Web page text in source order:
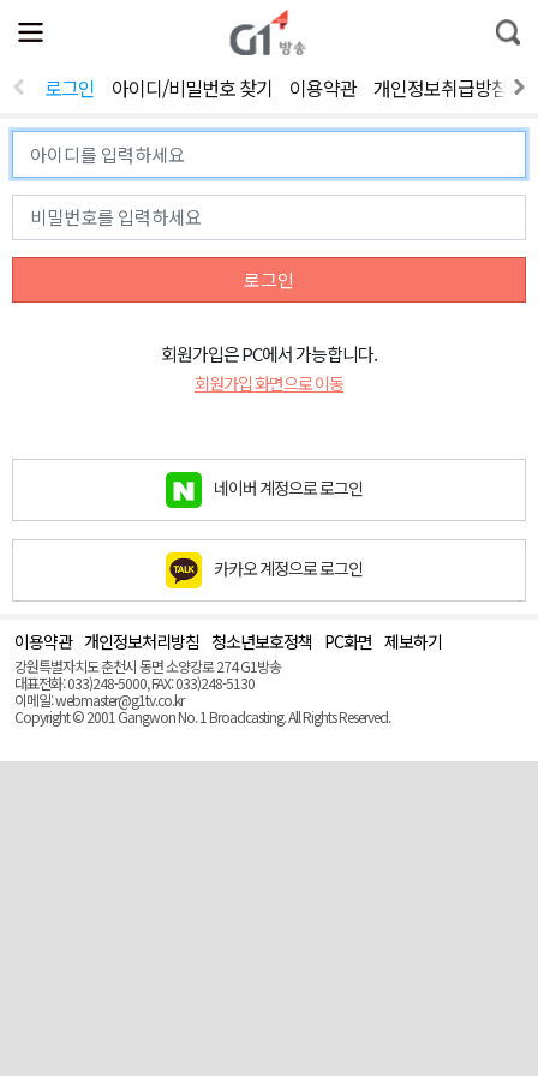
전
체
뉴
열
통
합
색
로그인 아이디/비밀번호 찾기 이용약관 개인정보취급방침
로그인
회원가입은 PC에서 가능합니다.
회원가입 화면으로 이동
네이버 계정으로 로그인
카카오 계정으로 로그인
이용약관 개인정보처리방침 청소년보호정책 PC화면 제보하기
강원특별자치도 춘천시 동면 소양강로 274 G1방송
대표전화: 033)248-5000, FAX: 033)248-5130
이메일: webmaster@g1tv.co.kr
Copyright © 2001 Gangwon No. 1 Broadcasting. All Rights Reserved.